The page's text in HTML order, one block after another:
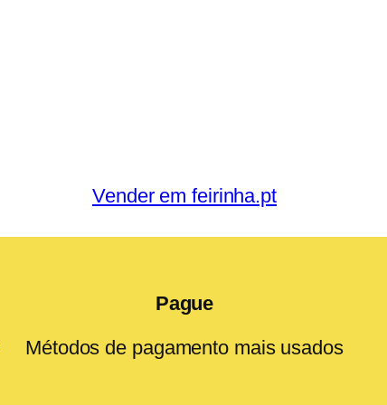
Vender em feirinha.pt
Pague
Métodos de pagamento mais usados